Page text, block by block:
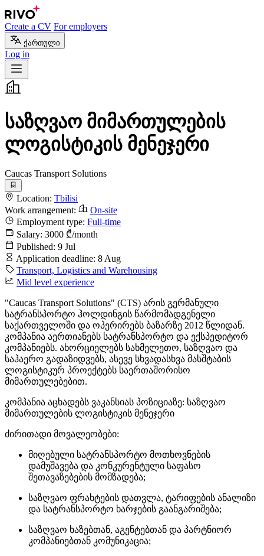
Create a CV For employers
ქართული
Log in
საზღვაო მიმართულების
ლოგისტიკის მენეჯერი
Caucas Transport Solutions
Location: Tbilisi
Work arrangement:
On-site
Employment type: Full-time
Salary: 3000 ₾/month
Published: 9 Jul
Application deadline: 8 Aug
Transport, Logistics and Warehousing
Mid level experience
"Caucas Transport Solutions" (CTS) არის გერმანული
სატრანსპორტო ჰოლდინგის წარმომადგენელი
საქართველოში და ოპერირებს ბაზარზე 2012 წლიდან.
კომპანია აერთიანებს სატრანსპორტო და ექსპედიტორ
კომპანიებს. ახორციელებს სახმელეთო, საზღვაო და
საჰაერო გადაზიდვებს, ასევე სხვადასხვა მასშტაბის
ლოგისტიკურ პროექტებს საერთაშორისო
მიმართულებებით.
კომპანია აცხადებს ვაკანსიას პოზიციაზე: საზღვაო
მიმართულების ლოგისტიკის მენეჯერი
ძირითადი მოვალეობები:
მიღებული სატრანსპორტო მოთხოვნების
დამუშავება და კონკურენტული საფასო
შეთავაზებების მომზადება;
საზღვაო ფრახტების დათვლა, ტარიფების ანალიზი
და სატრანსპორტო ხარჯების გაანგარიშება;
საზღვაო ხაზებთან, აგენტებთან და პარტნიორ
კომპანიებთან კომუნიკაცია;